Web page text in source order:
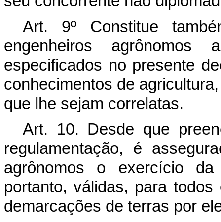
Art. 9º Constitue
engenheiros
especificados no presente
conhecimentos de
que lhe sejam correlatas.
Art. 10. Desde que
regulamentação, é
agrônomos o exercício
portanto, válidas, para
demarcações de terras por